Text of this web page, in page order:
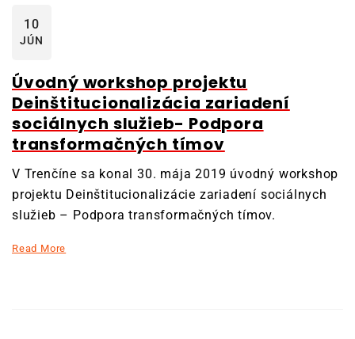
10
JÚN
Úvodný workshop projektu
Deinštitucionalizácia zariadení
sociálnych služieb- Podpora
transformačných tímov
V Trenčíne sa konal 30. mája 2019 úvodný workshop
projektu Deinštitucionalizácie zariadení sociálnych
služieb – Podpora transformačných tímov.
Read More